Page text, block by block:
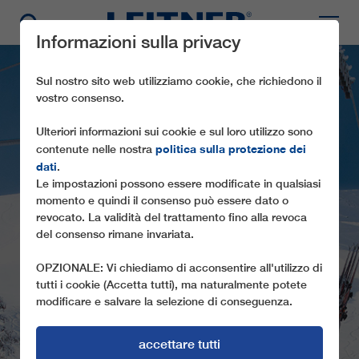
GD10
Informazioni sulla privacy
Sul nostro sito web utilizziamo cookie, che richiedono il
vostro consenso.
Ulteriori informazioni sui cookie e sul loro utilizzo sono
contenute nelle nostra politica sulla protezione dei
dati.
Le impostazioni possono essere modificate in qualsiasi
momento e quindi il consenso può essere dato o
revocato. La validità del trattamento fino alla revoca
del consenso rimane invariata.
OPZIONALE: Vi chiediamo di acconsentire all'utilizzo di
tutti i cookie (Accetta tutti), ma naturalmente potete
modificare e salvare la selezione di conseguenza.
accettare tutti